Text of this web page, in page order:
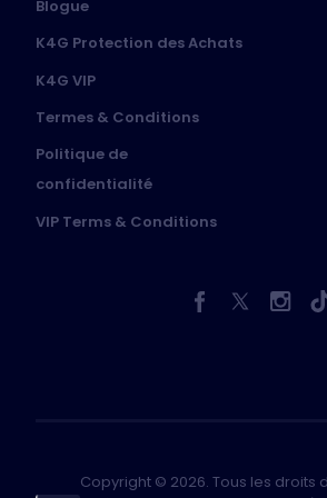
Blogue
K4G Protection des Achats
K4G VIP
Termes & Conditions
Politique de
confidentialité
VIP Terms & Conditions
Copyright © 2026. Tous les droits